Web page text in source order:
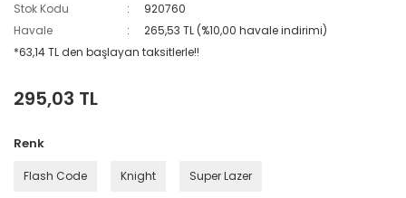
Stok Kodu
920760
Havale
265,53 TL (%10,00 havale indirimi)
*63,14 TL den başlayan taksitlerle!!
295,03 TL
Renk
Flash Code Knight Super Lazer